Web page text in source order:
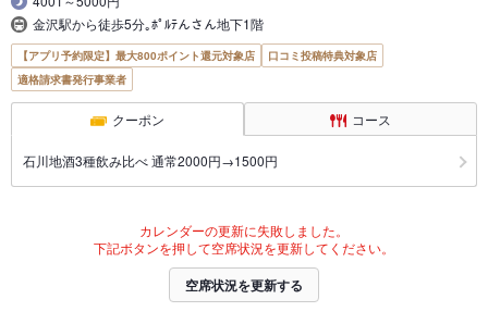
金沢駅から徒歩5分｡ﾎﾟﾙﾃんさん地下1階
【アプリ予約限定】最大800ポイント還元対象店
口コミ投稿特典対象店
適格請求書発行事業者
クーポン コース
石川地酒3種飲み比べ 通常2000円→1500円
カレンダーの更新に失敗しました。
下記ボタンを押して空席状況を更新してください。
空席状況を更新する